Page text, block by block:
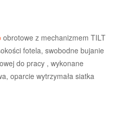
obrotowe z mechanizmem TILT
fotela, swobodne bujanie
do pracy , wykonane
oparcie wytrzymała siatka